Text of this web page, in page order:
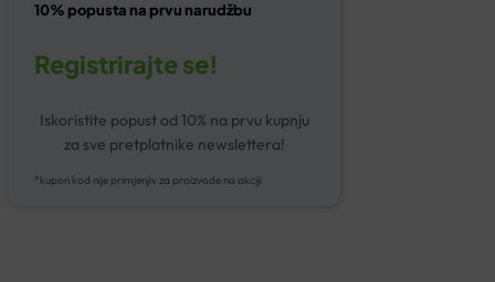
10% popusta na prvu narudžbu
Registrirajte se!
Iskoristite popust od 10% na prvu kupnju
za sve pretplatnike newslettera!
*kupon kod nije primjenjiv za proizvode na akciji